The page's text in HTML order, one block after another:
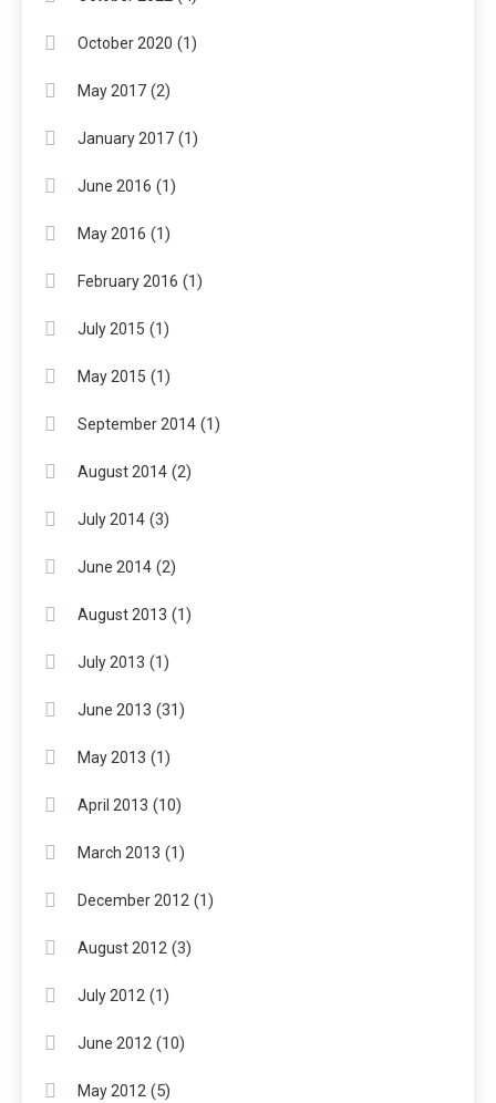
October 2020 (1)
May 2017 (2)
January 2017 (1)
June 2016 (1)
May 2016 (1)
February 2016 (1)
July 2015 (1)
May 2015 (1)
September 2014 (1)
August 2014 (2)
July 2014 (3)
June 2014 (2)
August 2013 (1)
July 2013 (1)
June 2013 (31)
May 2013 (1)
April 2013 (10)
March 2013 (1)
December 2012 (1)
August 2012 (3)
July 2012 (1)
June 2012 (10)
May 2012 (5)